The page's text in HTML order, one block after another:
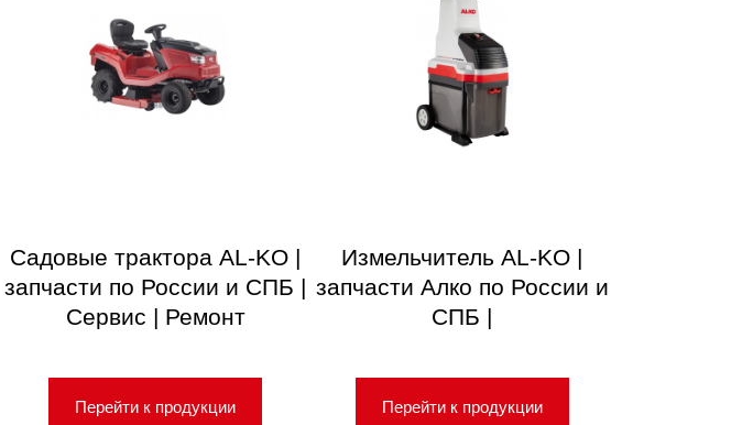
Садовые трактора AL-KO |
запчасти по России и СПБ |
Сервис | Ремонт
Перейти к продукции
Измельчитель AL-KO |
запчасти Алко по России и
СПБ |
Перейти к продукции